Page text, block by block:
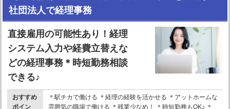
社団法人で経理事務
直接雇用の可能性あり！経理
システム入力や経費立替えな
どの経理事務＊時短勤務相談
できる♪
おすすめ
ポイン
＊駅チカで働ける ＊経理の経験を活かせる ＊アットホームな
雰囲気の職場で働ける ＊残業少なめ！ ＊時短勤務もOK♪ ＊